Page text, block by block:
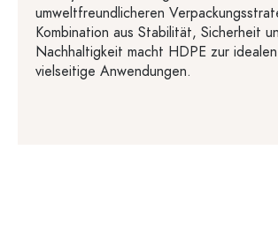
umweltfreundlicheren
Kombination aus Stabilität, Sicherheit
Nachhaltigkeit macht HDPE zur
vielseitige Anwendungen.